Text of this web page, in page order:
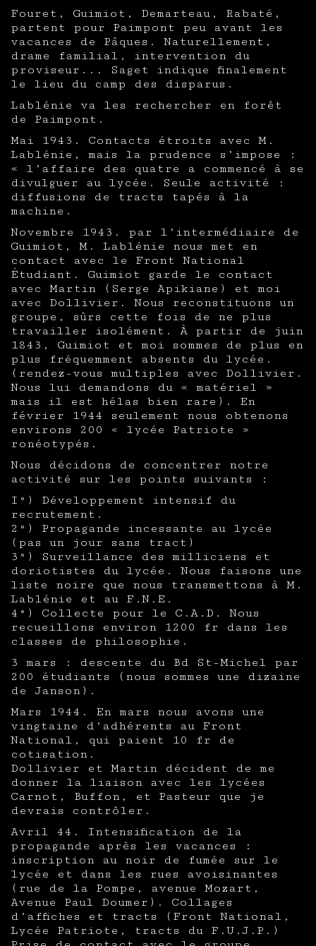
Fouret, Guimiot, Demarteau, Rabaté,
partent pour Paimpont peu avant les
vacances de Pâques. Naturellement,
drame familial, intervention du
proviseur... Saget indique finalement
le lieu du camp des disparus.
Lablénie va les rechercher en forêt
de Paimpont.
Mai 1943. Contacts étroits avec M.
Lablénie, mais la prudence s’impose :
« l’affaire des quatre a commencé à se
divulguer au lycée. Seule activité :
diffusions de tracts tapés à la
machine.
Novembre 1943. par l’intermédiaire de
Guimiot, M. Lablénie nous met en
contact avec le Front National
Étudiant. Guimiot garde le contact
avec Martin (Serge Apikiane) et moi
avec Dollivier. Nous reconstituons un
groupe, sûrs cette fois de ne plus
travailler isolément. À partir de juin
1843, Guimiot et moi sommes de plus en
plus fréquemment absents du lycée.
(rendez-vous multiples avec Dollivier.
Nous lui demandons du « matériel »
mais il est hélas bien rare). En
février 1944 seulement nous obtenons
environs 200 « lycée Patriote »
ronéotypés.
Nous décidons de concentrer notre
activité sur les points suivants :
I°) Développement intensif du
recrutement.
2°) Propagande incessante au lycée
(pas un jour sans tract)
3°) Surveillance des milliciens et
doriotistes du lycée. Nous faisons une
liste noire que nous transmettons à M.
Lablénie et au F.N.E.
4°) Collecte pour le C.A.D. Nous
recueillons environ 1200 fr dans les
classes de philosophie.
3 mars : descente du Bd St-Michel par
200 étudiants (nous sommes une dizaine
de Janson).
Mars 1944. En mars nous avons une
vingtaine d’adhérents au Front
National, qui paient 10 fr de
cotisation.
Dollivier et Martin décident de me
donner la liaison avec les lycées
Carnot, Buffon, et Pasteur que je
devrais contrôler.
Avril 44. Intensification de la
propagande après les vacances :
inscription au noir de fumée sur le
lycée et dans les rues avoisinantes
(rue de la Pompe, avenue Mozart,
Avenue Paul Doumer). Collages
d’affiches et tracts (Front National,
Lycée Patriote, tracts du F.U.J.P.)